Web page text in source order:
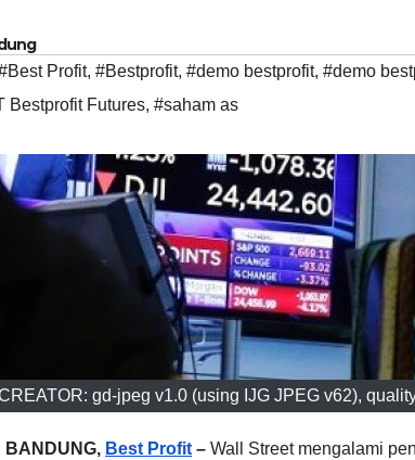
Profit, #Bestprofit, #demo bestprofit, #demo
Bestprofit Futures, #saham as
gd-jpeg v1.0 (using IJG JPEG v62),
BANDUNG, Best Profit – Wall Street mengalami